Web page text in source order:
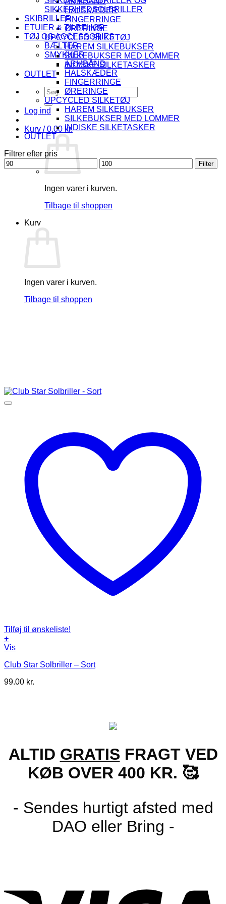
HALSKÆDER
FINGERRINGE
ØRERINGE
UPCYCLED SILKETØJ
HAREM SILKEBUKSER
SILKEBUKSER MED LOMMER
INDISKE SILKETASKER
OUTLET
Søg
efter:
Log ind
Kurv /0.00 kr.
Ingen varer i kurven.
Tilbage til shoppen
Kurv
Ingen varer i kurven.
Tilbage til shoppen
SIKKERHEDSOLBRILLER
SKIBRILLER
ETUIER & TILBEHØR
TØJ OG ACCESSORIES
BÆLTER
SMYKKER
ARMBÅND
HALSKÆDER
FINGERRINGE
ØRERINGE
UPCYCLED SILKETØJ
HAREM SILKEBUKSER
SILKEBUKSER MED LOMMER
INDISKE SILKETASKER
OUTLET
Filtrer efter pris
Mindste
pris
Højeste
pris
Filter
Tilføj til ønskeliste!
+
Vis
Club Star Solbriller – Sort
99.00 kr.
ALTID GRATIS FRAGT VED
KØB OVER 400 KR. 🥰
- Sendes hurtigt afsted med
DAO eller Bring -